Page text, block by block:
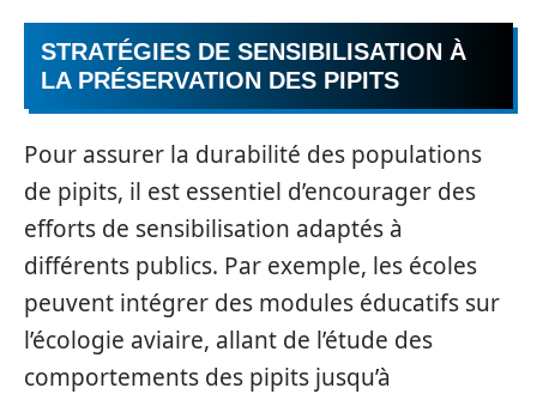
STRATÉGIES DE SENSIBILISATION À
LA PRÉSERVATION DES PIPITS
Pour assurer la durabilité des populations
de pipits, il est essentiel d’encourager des
efforts de sensibilisation adaptés à
différents publics. Par exemple, les écoles
peuvent intégrer des modules éducatifs sur
l’écologie aviaire, allant de l’étude des
comportements des pipits jusqu’à